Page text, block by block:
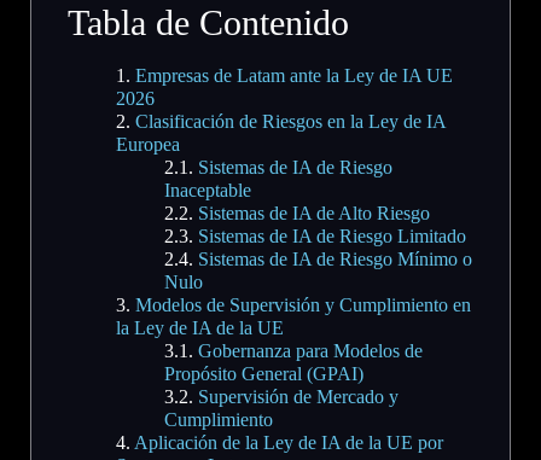
Tabla de Contenido
Empresas de Latam ante la Ley de IA UE
2026
Clasificación de Riesgos en la Ley de IA
Europea
Sistemas de IA de Riesgo
Inaceptable
Sistemas de IA de Alto Riesgo
Sistemas de IA de Riesgo Limitado
Sistemas de IA de Riesgo Mínimo o
Nulo
Modelos de Supervisión y Cumplimiento en
la Ley de IA de la UE
Gobernanza para Modelos de
Propósito General (GPAI)
Supervisión de Mercado y
Cumplimiento
Aplicación de la Ley de IA de la UE por